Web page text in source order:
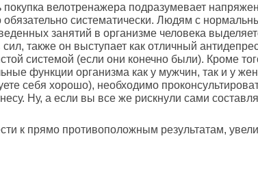
велотренажера подразумевает
обязательно систематически. Людям с
занятий в организме человека
также он выступает как отличный
системой (если они конечно были). Кроме
функции организма как у мужчин, так и у
себя хорошо), необходимо
Ну, а если вы все же рискнули сами
к прямо противоположным результатам,